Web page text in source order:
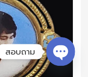
สอบถาม
Open